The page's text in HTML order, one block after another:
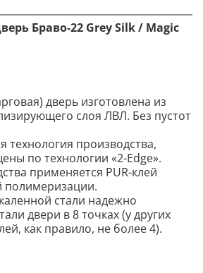
Браво-22 Grey Silk / Magic
дверь изготовлена из
слоя ЛВЛ. Без пустот
технология производства,
по технологии «2-Edge».
применяется PUR-клей
полимеризации.
стали надежно
двери в 8 точках (у других
как правило, не более 4).